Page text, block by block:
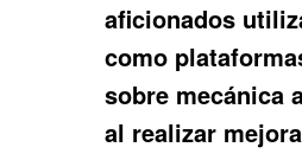
aficionados
como
sobre mecánica
al realizar